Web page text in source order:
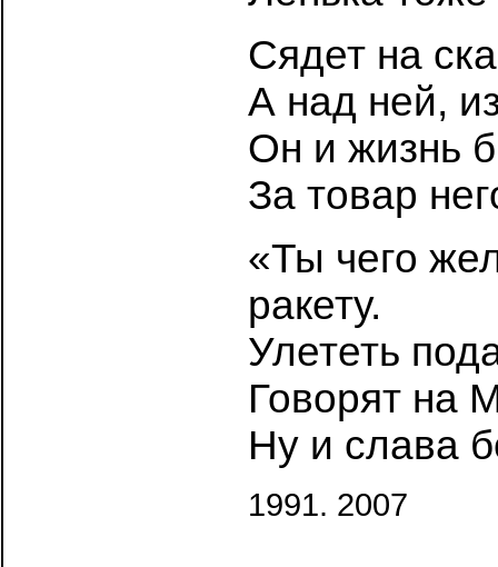
Сядет на
А над ней,
Он и жизнь
За товар
«Ты чего
ракету.
Улететь
Говорят на
Ну и слава
1991. 2007